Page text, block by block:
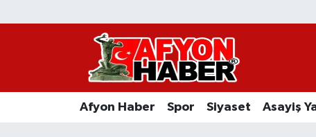
Afyon Haber Spor Siyaset Asayiş
Afyon Haber